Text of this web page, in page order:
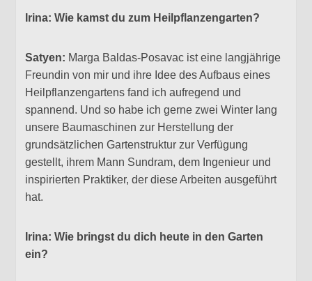
Irina: Wie kamst du zum Heilpflanzengarten?
Satyen: Marga Baldas-Posavac ist eine langjährige
Freundin von mir und ihre Idee des Aufbaus eines
Heilpflanzengartens fand ich aufregend und
spannend. Und so habe ich gerne zwei Winter lang
unsere Baumaschinen zur Herstellung der
grundsätzlichen Gartenstruktur zur Verfügung
gestellt, ihrem Mann Sundram, dem Ingenieur und
inspirierten Praktiker, der diese Arbeiten ausgeführt
hat.
Irina: Wie bringst du dich heute in den Garten
ein?